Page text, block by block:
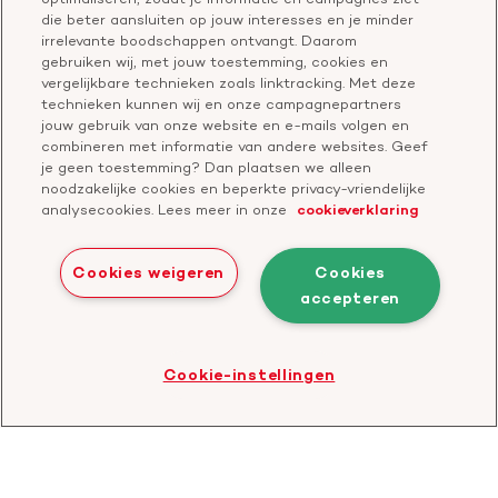
Geef ter nagedachtenis
Start een actie
Vragen over donateurschap
Klachtenformulier
Check je gesprek
Doneer
Bezoek
onze
Facebook
Bezoek
ons
YouTube
Bezoek
onze
LinkedIn
Bezoek
onze
TikTok
profiel
Bezoek
onze
Twitter
profiel
Bezoek
onze
Threads
profiel
Privacyverklaring
Bezoek
die beter aansluiten op jouw interesses en je minder
irrelevante boodschappen ontvangt. Daarom
gebruiken wij, met jouw toestemming, cookies en
vergelijkbare technieken zoals linktracking. Met deze
technieken kunnen wij en onze campagnepartners
jouw gebruik van onze website en e-mails volgen en
combineren met informatie van andere websites. Geef
je geen toestemming? Dan plaatsen we alleen
noodzakelijke cookies en beperkte privacy-vriendelijke
analysecookies. Lees meer in onze
cookieverklaring
Cookies
accepteren
Cookies weigeren
Cookie-instellingen